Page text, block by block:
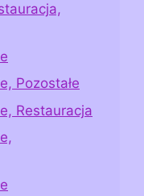
Pozostałe
Restauracja